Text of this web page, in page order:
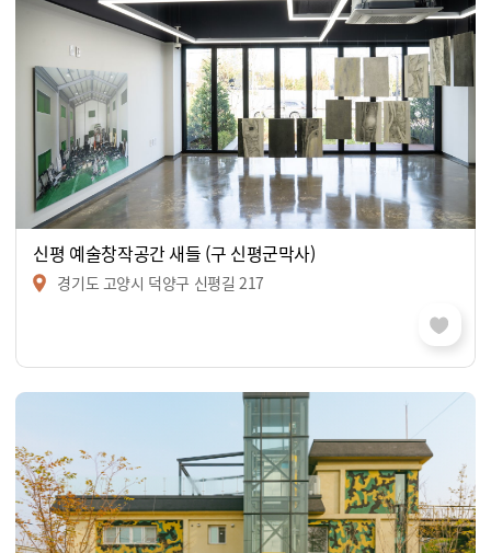
신평 예술창작공간 새들 (구 신평군막사)
경기도 고양시 덕양구 신평길 217